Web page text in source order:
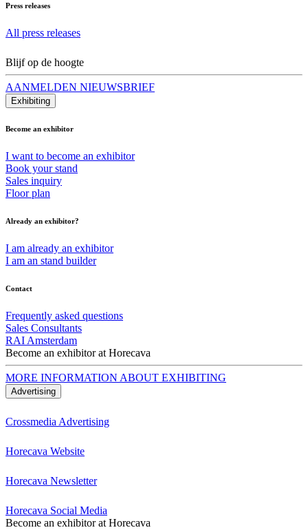
Press releases
All press releases
Blijf op de hoogte
AANMELDEN NIEUWSBRIEF
Exhibiting
Become an exhibitor
I want to become an exhibitor
Book your stand
Sales inquiry
Floor plan
Already an exhibitor?
I am already an exhibitor
I am an stand builder
Contact
Frequently asked questions
Sales Consultants
RAI Amsterdam
Become an exhibitor at Horecava
MORE INFORMATION ABOUT EXHIBITING
Advertising
Crossmedia Advertising
Horecava Website
Horecava Newsletter
Horecava Social Media
Become an exhibitor at Horecava